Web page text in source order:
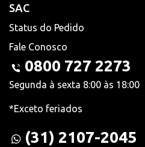
SAC
Status do Pedido
Fale Conosco
0800 727 2273
Segunda à sexta 8:00 às 18:00
*Exceto feriados
(31) 2107-2045